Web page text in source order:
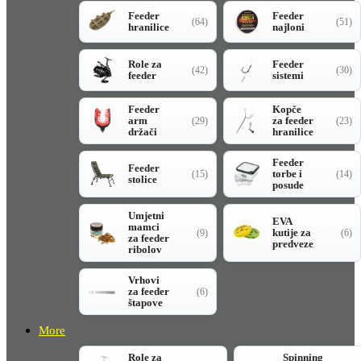
Feeder
hranilice
(64)
Feeder
najloni
(51)
Role za
feeder
(42)
Feeder
sistemi
(30)
Feeder
arm
držači
(29)
Kopče
za feeder
hranilice
(23)
Feeder
stolice
(15)
Feeder
torbe i
posude
(14)
Umjetni
mamci
za feeder
ribolov
(9)
EVA
kutije za
predveze
(6)
Vrhovi
za feeder
štapove
(6)
More
Role za
Spinning